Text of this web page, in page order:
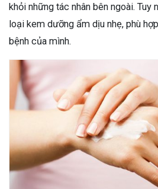
khỏi những tác nhân bên ngoài. Tuy
loại kem dưỡng ẩm dịu nhẹ, phù
bệnh của mình.